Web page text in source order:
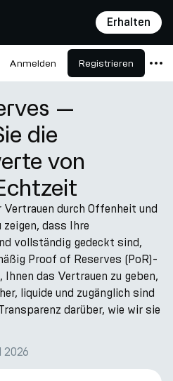
Erhalten
Anmelden Registrieren
—
die
von
durch Offenheit und
dass Ihre
vollständig gedeckt sind,
Proof of Reserves (PoR)-
das Vertrauen zu geben,
liquide und zugänglich sind
darüber, wie wir sie